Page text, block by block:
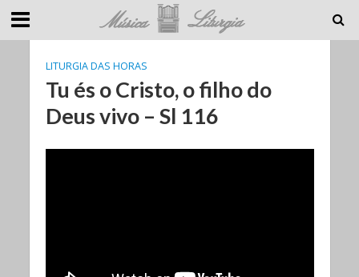
LITURGIA DAS HORAS
Tu és o Cristo, o filho do
Deus vivo – Sl 116